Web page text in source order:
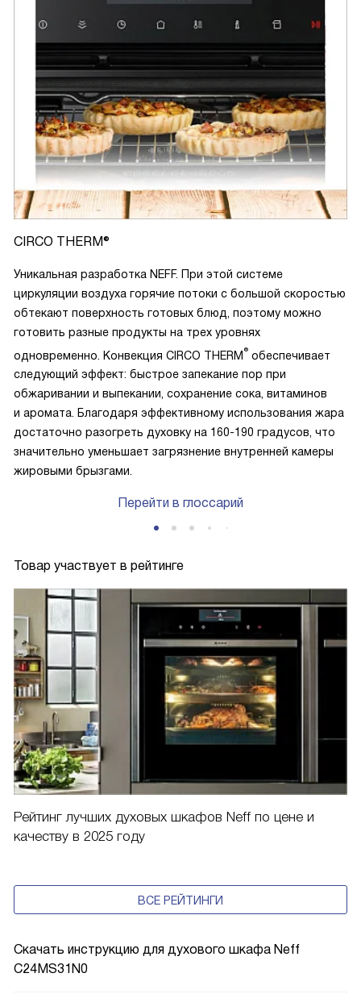
Скачать инструкцию для духового шкафа Neff
C24MS31N0
CIRCO THERM®
Уникальная разработка NEFF. При этой системе
циркуляции воздуха горячие потоки с большой скоростью
обтекают поверхность готовых блюд, поэтому можно
готовить разные продукты на трех уровнях
одновременно. Конвекция CIRCO THERM® обеспечивает
следующий эффект: быстрое запекание пор при
обжаривании и выпекании, сохранение сока, витаминов
и аромата. Благодаря эффективному использования жара
достаточно разогреть духовку на 160-190 градусов, что
значительно уменьшает загрязнение внутренней камеры
жировыми брызгами.
Перейти в глоссарий
Товар участвует в рейтинге
Рейтинг лучших духовых шкафов Neff по цене и
качеству в 2025 году
ВСЕ РЕЙТИНГИ